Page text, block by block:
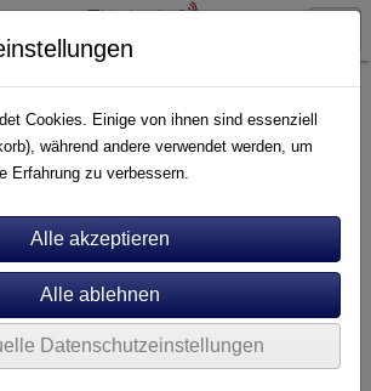
Cookies. Einige von ihnen sind essenziell
während andere verwendet werden, um
Erfahrung zu verbessern.
Datenschutzeinstellungen